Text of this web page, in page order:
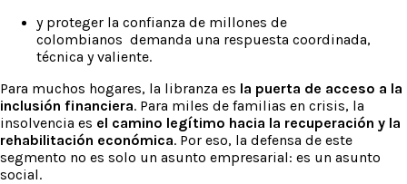
y proteger la confianza de millones de
colombianos demanda una respuesta coordinada,
técnica y valiente.
Para muchos hogares, la libranza es la puerta de acceso a la
inclusión financiera. Para miles de familias en crisis, la
insolvencia es el camino legítimo hacia la recuperación y la
rehabilitación económica. Por eso, la defensa de este
segmento no es solo un asunto empresarial: es un asunto
social.